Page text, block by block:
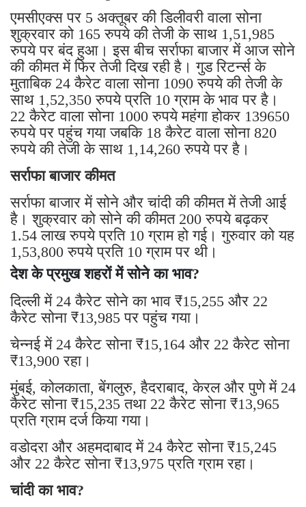
एमसीएक्स पर 5 अक्तूबर की डिलीवरी वाला सोना
शुक्रवार को 165 रुपये की तेजी के साथ 1,51,985
रुपये पर बंद हुआ। इस बीच सर्राफा बाजार में आज सोने
की कीमत में फिर तेजी दिख रही है। गुड रिटर्न्स के
मुताबिक 24 कैरेट वाला सोना 1090 रुपये की तेजी के
साथ 1,52,350 रुपये प्रति 10 ग्राम के भाव पर है।
22 कैरेट वाला सोना 1000 रुपये महंगा होकर 139650
रुपये पर पहुंच गया जबकि 18 कैरेट वाला सोना 820
रुपये की तेजी के साथ 1,14,260 रुपये पर है।
सर्राफा बाजार कीमत
सर्राफा बाजार में सोने और चांदी की कीमत में तेजी आई
है। शुक्रवार को सोने की कीमत 200 रुपये बढ़कर
1.54 लाख रुपये प्रति 10 ग्राम हो गई। गुरुवार को यह
1,53,800 रुपये प्रति 10 ग्राम पर थी।
देश के प्रमुख शहरों में सोने का भाव?
दिल्ली में 24 कैरेट सोने का भाव ₹15,255 और 22
कैरेट सोना ₹13,985 पर पहुंच गया।
चेन्नई में 24 कैरेट सोना ₹15,164 और 22 कैरेट सोना
₹13,900 रहा।
मुंबई, कोलकाता, बेंगलुरु, हैदराबाद, केरल और पुणे में 24
कैरेट सोना ₹15,235 तथा 22 कैरेट सोना ₹13,965
प्रति ग्राम दर्ज किया गया।
वडोदरा और अहमदाबाद में 24 कैरेट सोना ₹15,245
और 22 कैरेट सोना ₹13,975 प्रति ग्राम रहा।
चांदी का भाव?